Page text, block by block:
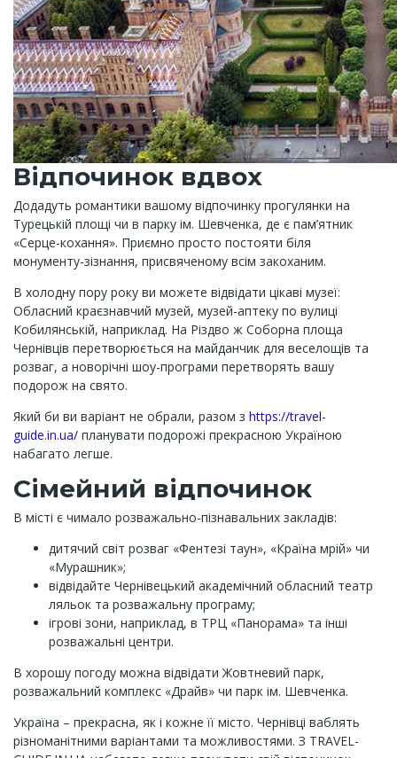
Відпочинок вдвох
Додадуть романтики вашому відпочинку прогулянки на
Турецькій площі чи в парку ім. Шевченка, де є пам’ятник
«Серце-кохання». Приємно просто постояти біля
монументу-зізнання, присвяченому всім закоханим.
В холодну пору року ви можете відвідати цікаві музеї:
Обласний краєзнавчий музей, музей-аптеку по вулиці
Кобилянській, наприклад. На Різдво ж Соборна площа
Чернівців перетворюється на майданчик для веселощів та
розваг, а новорічні шоу-програми перетворять вашу
подорож на свято.
Який би ви варіант не обрали, разом з https://travel-
guide.in.ua/ планувати подорожі прекрасною Україною
набагато легше.
Сімейний відпочинок
В місті є чимало розважально-пізнавальних закладів:
дитячий світ розваг «Фентезі таун», «Країна мрій» чи
«Мурашник»;
відвідайте Чернівецький академічний обласний театр
ляльок та розважальну програму;
ігрові зони, наприклад, в ТРЦ «Панорама» та інші
розважальні центри.
В хорошу погоду можна відвідати Жовтневий парк,
розважальний комплекс «Драйв» чи парк ім. Шевченка.
Україна – прекрасна, як і кожне її місто. Чернівці ваблять
різноманітними варіантами та можливостями. З TRAVEL-